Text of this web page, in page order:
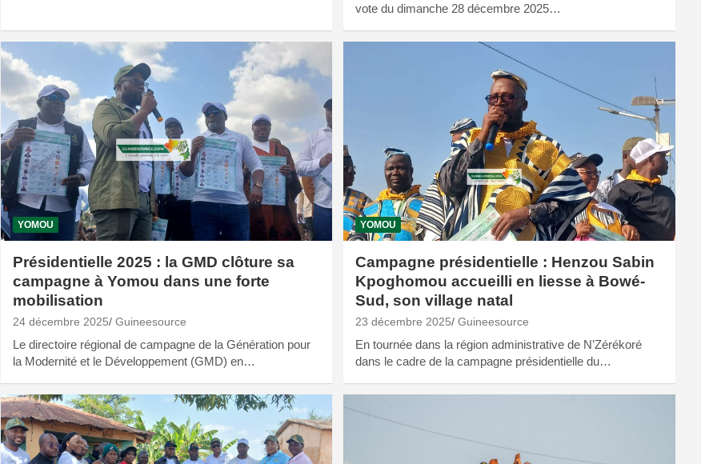
vote du dimanche 28 décembre 2025…
YOMOU
Présidentielle 2025 : la GMD clôture sa
campagne à Yomou dans une forte
mobilisation
24 décembre 2025 Guineesource
Le directoire régional de campagne de la Génération pour
la Modernité et le Développement (GMD) en…
YOMOU
Campagne présidentielle : Henzou Sabin
Kpoghomou accueilli en liesse à Bowé-
Sud, son village natal
23 décembre 2025 Guineesource
En tournée dans la région administrative de N’Zérékoré
dans le cadre de la campagne présidentielle du…